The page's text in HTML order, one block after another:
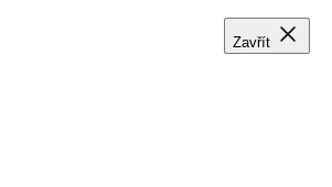
Zavřít
Zavřít
Zavřít